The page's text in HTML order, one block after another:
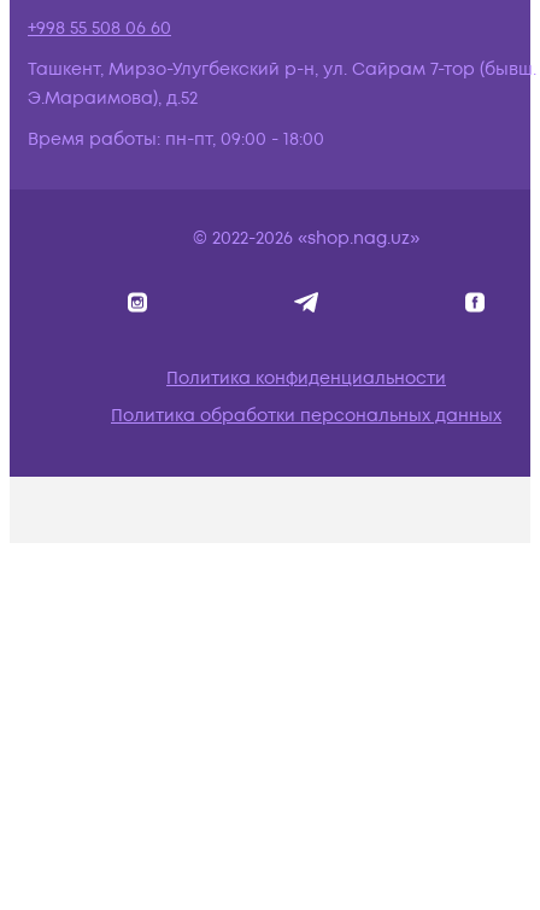
+998 55 508 06 60
Ташкент, Мирзо-Улугбекский р-н, ул. Сайрам 7-тор (бывш.
Э.Мараимова), д.52
Время работы: пн-пт, 09:00 - 18:00
© 2022-2026 «shop.nag.uz»
Политика конфиденциальности
Политика обработки персональных данных